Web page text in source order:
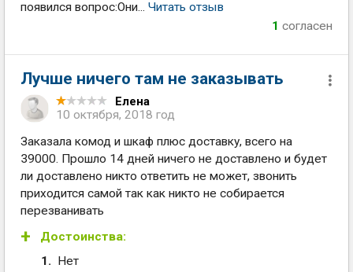
появился вопрос:Они... Читать отзыв
1 согласен
Лучше ничего там не заказывать
Елена
10 октября, 2018 год
Заказала комод и шкаф плюс доставку, всего на
39000. Прошло 14 дней ничего не доставлено и будет
ли доставлено никто ответить не может, звонить
приходится самой так как никто не собирается
перезванивать
Достоинства:
Нет